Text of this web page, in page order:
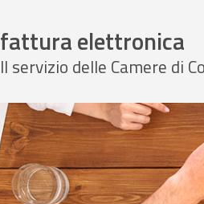
fattura elettronica
Il servizio delle Camere di